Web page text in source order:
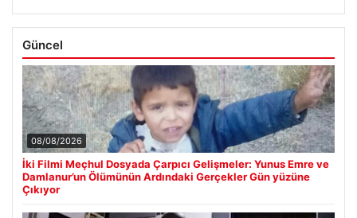
Güncel
08/08/2026
İki Filmi Meçhul Dosyada Çarpıcı Gelişmeler: Yunus Emre ve
Damlanur’un Ölümünün Ardındaki Gerçekler Gün yüzüne
Çıkıyor